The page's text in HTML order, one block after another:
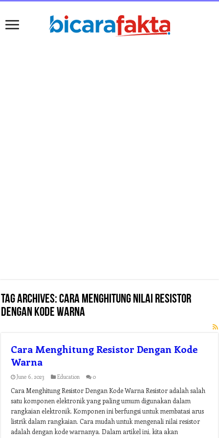
Tag Archives:cara menghitung nilai resistor
dengan kode warna
Cara Menghitung Resistor Dengan Kode
Warna
June 6, 2023 Education 0
Cara Menghitung Resistor Dengan Kode Warna Resistor adalah salah
satu komponen elektronik yang paling umum digunakan dalam
rangkaian elektronik. Komponen ini berfungsi untuk membatasi arus
listrik dalam rangkaian. Cara mudah untuk mengenali nilai resistor
adalah dengan kode warnanya. Dalam artikel ini, kita akan